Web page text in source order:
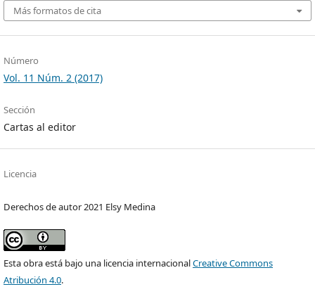
Más formatos de cita
Número
Vol. 11 Núm. 2 (2017)
Sección
Cartas al editor
Licencia
Derechos de autor 2021 Elsy Medina
Esta obra está bajo una licencia internacionalCreative Commons
Atribución 4.0.